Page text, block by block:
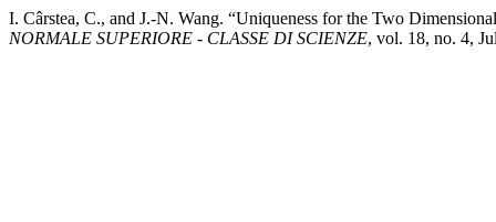
I. Cârstea, C., and J.-N. Wang. “Uniqueness for the Two
NORMALE SUPERIORE - CLASSE DI SCIENZE, vol. 18, no. 4,